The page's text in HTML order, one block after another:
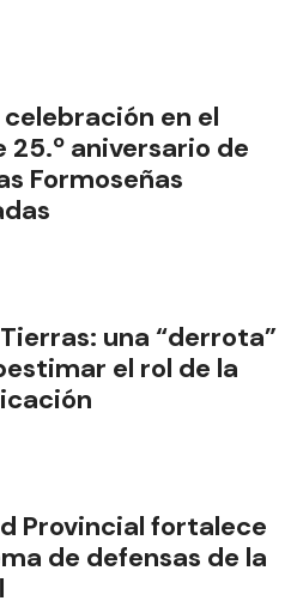
en el
25.º aniversario de
Formoseñas
una “derrota”
el rol de la
Provincial fortalece
de defensas de la